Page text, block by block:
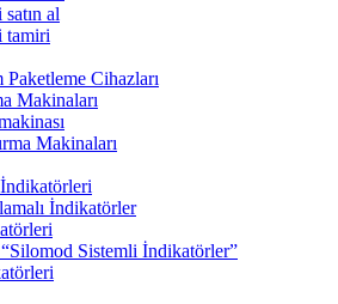
al
tamiri
Paketleme Cihazları
Makinaları
Makinaları
İndikatörler
Sistemli İndikatörler”